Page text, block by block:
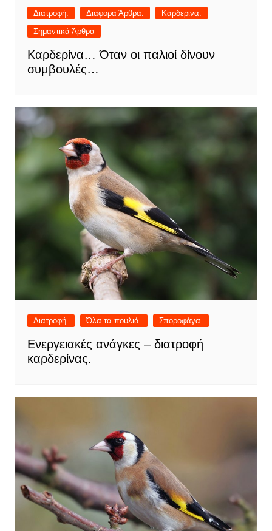
Διατροφή. Διαφορα Άρθρα.
Καρδερινα.
Σημαντικά Άρθρα
Καρδερίνα… Όταν οι παλιοί δίνουν
συμβουλές…
Διατροφή. Όλα τα πουλιά. Σποροφάγα.
Ενεργειακές ανάγκες – διατροφή
καρδερίνας.